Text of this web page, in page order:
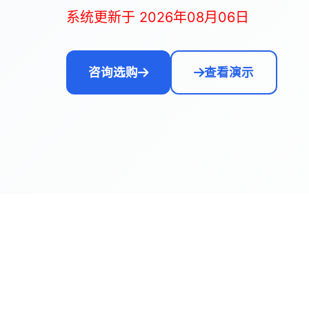
系统更新于 2026年08月06日
咨询选购 查看演示